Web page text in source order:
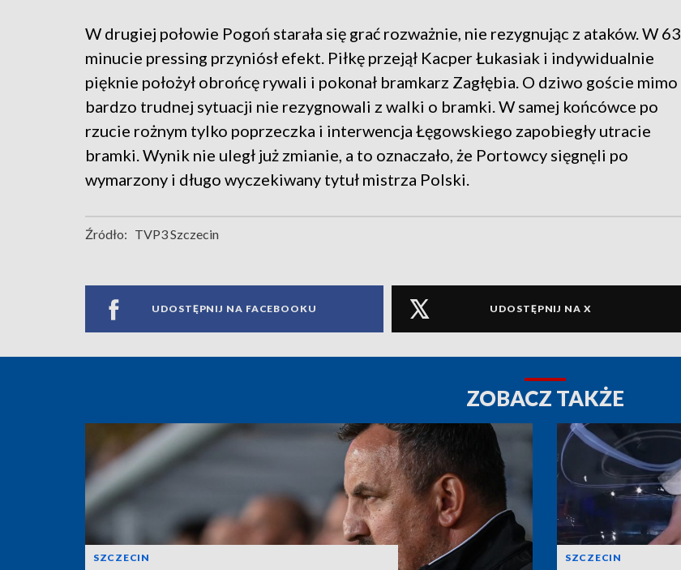
W drugiej połowie Pogoń starała się grać rozważnie, nie rezygnując z ataków. W 63
minucie pressing przyniósł efekt. Piłkę przejął Kacper Łukasiak i indywidualnie
pięknie położył obrońcę rywali i pokonał bramkarz Zagłębia. O dziwo goście mimo
bardzo trudnej sytuacji nie rezygnowali z walki o bramki. W samej końcówce po
rzucie rożnym tylko poprzeczka i interwencja Łęgowskiego zapobiegły utracie
bramki. Wynik nie uległ już zmianie, a to oznaczało, że Portowcy sięgnęli po
wymarzony i długo wyczekiwany tytuł mistrza Polski.
Źródło: TVP3 Szczecin
UDOSTĘPNIJ NA FACEBOOKU UDOSTĘPNIJ NA X
ZOBACZ TAKŻE
SZCZECIN SZCZECIN